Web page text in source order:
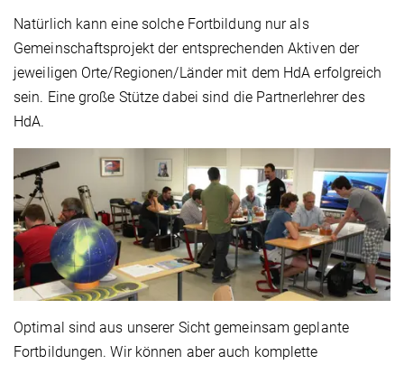
Natürlich kann eine solche Fortbildung nur als
Gemeinschaftsprojekt der entsprechenden Aktiven der
jeweiligen Orte/Regionen/Länder mit dem HdA erfolgreich
sein. Eine große Stütze dabei sind die Partnerlehrer des
HdA.
Optimal sind aus unserer Sicht gemeinsam geplante
Fortbildungen. Wir können aber auch komplette